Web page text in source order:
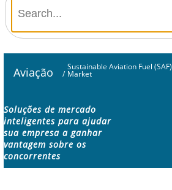
Aviação /
Sustainable Aviation Fuel (SAF)
Market
Soluções de mercado
inteligentes para ajudar
sua empresa a ganhar
vantagem sobre os
concorrentes